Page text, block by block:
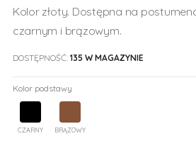
Kolor złoty. Dostępna na
czarnym i brązowym.
DOSTĘPNOŚĆ: 135 W MAGAZYNIE
Kolor podstawy
CZARNY BRĄZOWY